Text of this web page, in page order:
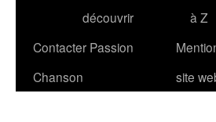
découvrir
à Z
Contacter Passion
Chanson
site